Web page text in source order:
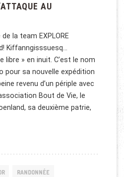
AU
la team EXPLORE
Kiffanngisssuesq…
libre » en inuit. C’est le nom
pour sa nouvelle expédition
revenu d’un périple avec
Bout de Vie, le
sa deuxième patrie,
S’ATTAQUE AU GROENLAND
RANDONNÉE